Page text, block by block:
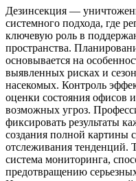
Дезинсекция —
системного подхода, где
ключевую роль в
пространства.
основывается на
выявленных рисках и
насекомых. Контроль
оценки состояния офисов
возможных угроз.
фиксировать результаты
создания полной картины
отслеживания тенденций.
система мониторинга,
предотвращению